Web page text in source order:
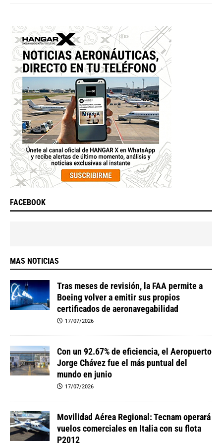
FACEBOOK
MAS NOTICIAS
Tras meses de revisión, la FAA permite a
Boeing volver a emitir sus propios
certificados de aeronavegabilidad
17/07/2026
Con un 92.67% de eficiencia, el Aeropuerto
Jorge Chávez fue el más puntual del
mundo en junio
17/07/2026
Movilidad Aérea Regional: Tecnam operará
vuelos comerciales en Italia con su flota
P2012